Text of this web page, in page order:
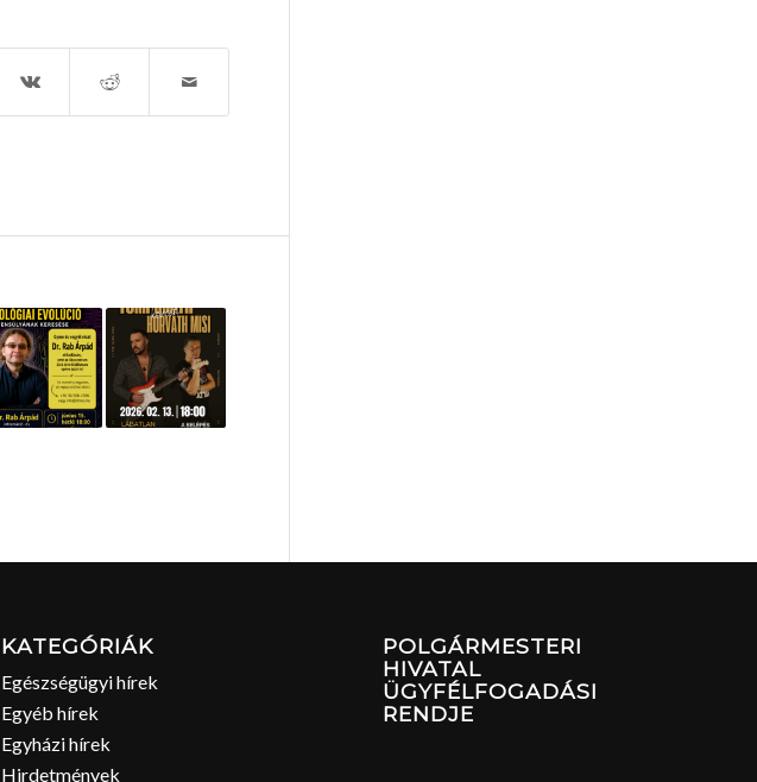
KATEGÓRIÁK
Egészségügyi hírek
Egyéb hírek
Egyházi hírek
Hirdetmények
POLGÁRMESTERI
HIVATAL
ÜGYFÉLFOGADÁSI
RENDJE